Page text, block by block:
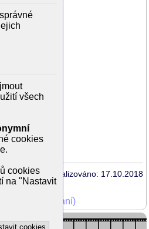
Aktualizováno: 17.10.2018
starší vysílání)
všech
cookies
cookies
na "Nastavit
cookies